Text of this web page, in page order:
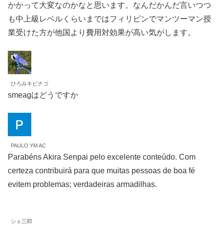
かかって大変なのかなと思います。なんだかんだ言いつつ
も中上級レベルくらいまではフィリピンでマンツーマン授
業受けた方が他国より費用対効果が高い気がします。
ひろみキビナゴ
smeagはどうですか
PAULO YM AC
Parabéns Akira Senpai pelo excelente conteúdo. Com
certeza contribuirá para que muitas pessoas de boa fé
evitem problemas; verdadeiras armadilhas.
シェ三郎